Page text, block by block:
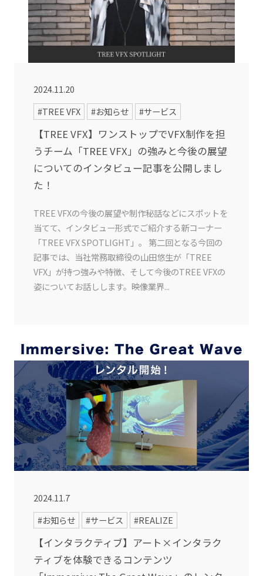
2024.11.20
#TREE VFX
#お知らせ #サービス
【TREE VFX】ワンストップでVFX制作を担
うチーム「TREE VFX」の強みと今後の展望
についてのインタビュー記事を公開しまし
た！
TREE VFXの今後の展望や制作秘話などにスポットを
当てて、インタビュー形式でご紹介する新コーナー
「TREE VFX SPOTLIGHT」。 第二回となる今回の
記事では、当社常務取締役の山田悠生が「TREE
VFX」が持つ強みや特徴、そして今後のTREE VFXの
姿についてお話しします。映像業界...
2024.11.7
#お知らせ
#サービス #REALIZE
【インタラクティブ】アート×インタラク
ティブを体験できるコンテンツ